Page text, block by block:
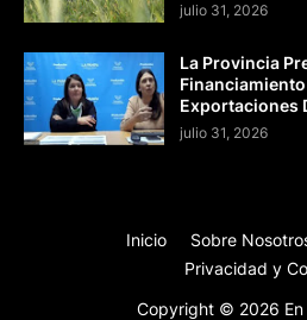
julio 31, 2026
La Provincia
Exportaciones
julio 31, 2026
Copyright © 2026
Inicio Sobre
Privacidad y